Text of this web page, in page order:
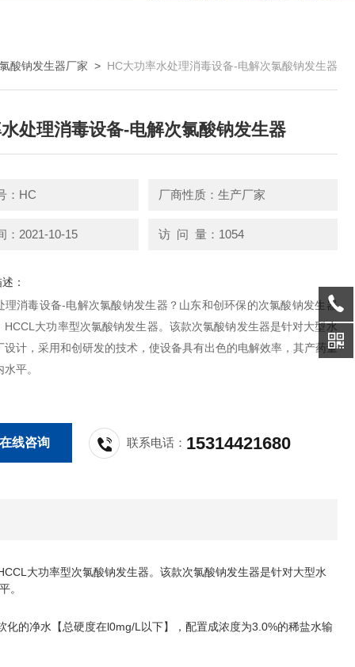
酸钠发生器厂家 > HC大功率水处理消毒设备-电解次氯酸钠发生器
处理消毒设备-电解次氯酸钠发生器
：HC 厂商性质：生产厂家
：2021-10-15 访 问 量：1054
：
理消毒设备-电解次氯酸钠发生器？山东和创环保的次氯酸钠发生器
HCCL大功率型次氯酸钠发生器。该款次氯酸钠发生器是针对大型水
设计，采用和创研发的技术，使设备具有出色的电解效率，其产药量
平。
线咨询 联系电话： 15314421680
大功率型次氯酸钠发生器。该款次氯酸钠发生器是针对大型水
。
的净水【总硬度在l0mg/L以下】，配置成浓度为3.0%的稀盐水输